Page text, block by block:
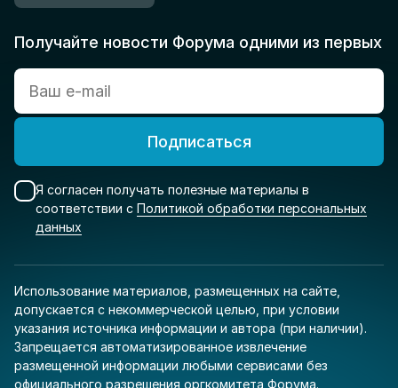
Получайте новости Форума одними из первых
Подписаться
Я согласен получать полезные материалы в
соответствии с Политикой обработки персональных
данных
Использование материалов, размещенных на сайте,
допускается с некоммерческой целью, при условии
указания источника информации и автора (при наличии).
Запрещается автоматизированное извлечение
размещенной информации любыми сервисами без
официального разрешения оргкомитета Форума.